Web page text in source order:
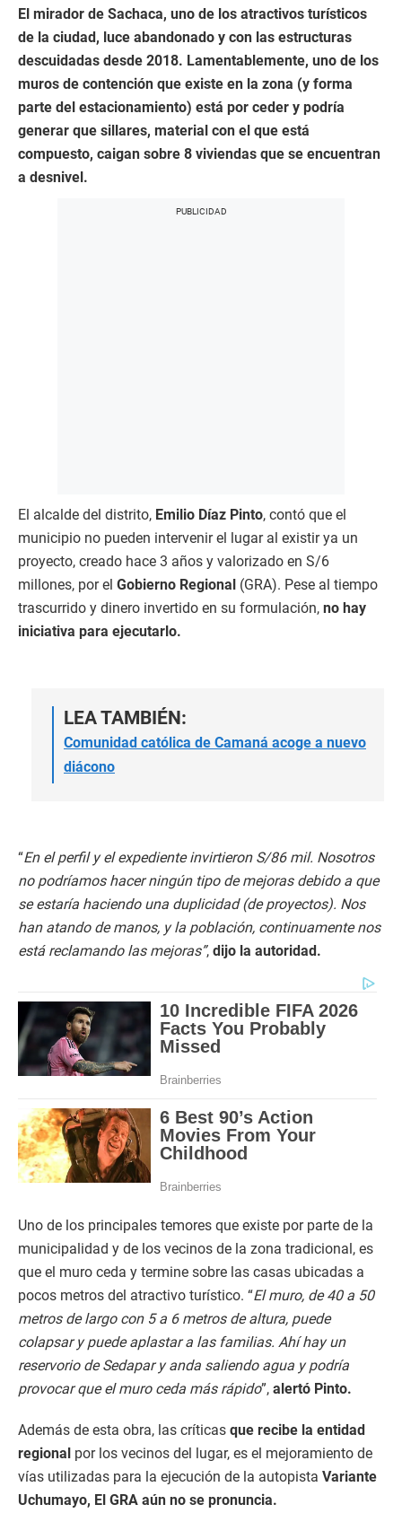
El mirador de Sachaca, uno de los atractivos turísticos
de la ciudad, luce abandonado y con las estructuras
descuidadas desde 2018. Lamentablemente, uno de los
muros de contención que existe en la zona (y forma
parte del estacionamiento) está por ceder y podría
generar que sillares, material con el que está
compuesto, caigan sobre 8 viviendas que se encuentran
a desnivel.
El alcalde del distrito, Emilio Díaz Pinto, contó que el
municipio no pueden intervenir el lugar al existir ya un
proyecto, creado hace 3 años y valorizado en S/6
millones, por el Gobierno Regional (GRA). Pese al tiempo
trascurrido y dinero invertido en su formulación, no hay
iniciativa para ejecutarlo.
LEA TAMBIÉN:
Comunidad católica de Camaná acoge a nuevo
diácono
“En el perfil y el expediente invirtieron S/86 mil. Nosotros
no podríamos hacer ningún tipo de mejoras debido a que
se estaría haciendo una duplicidad (de proyectos). Nos
han atando de manos, y la población, continuamente nos
está reclamando las mejoras”, dijo la autoridad.
Uno de los principales temores que existe por parte de la
municipalidad y de los vecinos de la zona tradicional, es
que el muro ceda y termine sobre las casas ubicadas a
pocos metros del atractivo turístico. “El muro, de 40 a 50
metros de largo con 5 a 6 metros de altura, puede
colapsar y puede aplastar a las familias. Ahí hay un
reservorio de Sedapar y anda saliendo agua y podría
provocar que el muro ceda más rápido”, alertó Pinto.
Además de esta obra, las críticas que recibe la entidad
regional por los vecinos del lugar, es el mejoramiento de
vías utilizadas para la ejecución de la autopista Variante
Uchumayo, El GRA aún no se pronuncia.